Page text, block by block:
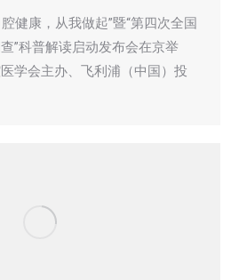
健康，从我做起”暨“第四次全国
”科普解读启动发布会在京举
学会主办、飞利浦（中国）投